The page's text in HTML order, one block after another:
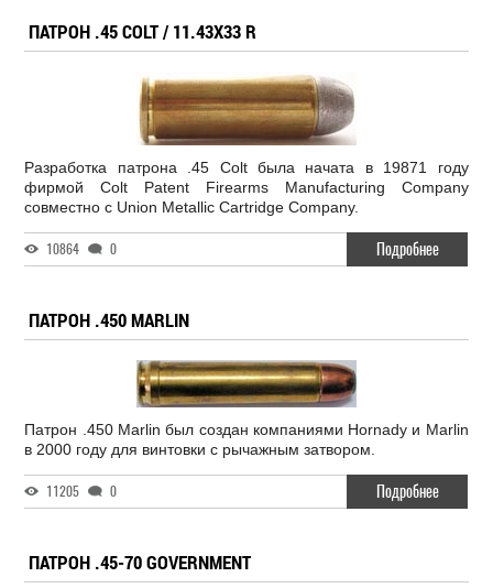
ПАТРОН .45 COLT / 11.43X33 R
Разработка патрона .45 Colt была начата в 19871 году
фирмой Colt Patent Firearms Manufacturing Company
совместно с Union Metallic Cartridge Company.
10864 0 Подробнее
ПАТРОН .450 MARLIN
Патрон .450 Marlin был создан компаниями Hornady и Marlin
в 2000 году для винтовки с рычажным затвором.
11205 0 Подробнее
ПАТРОН .45-70 GOVERNMENT